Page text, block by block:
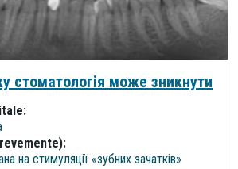
стоматологія може зникнути
на стимуляції «зубних зачатків»